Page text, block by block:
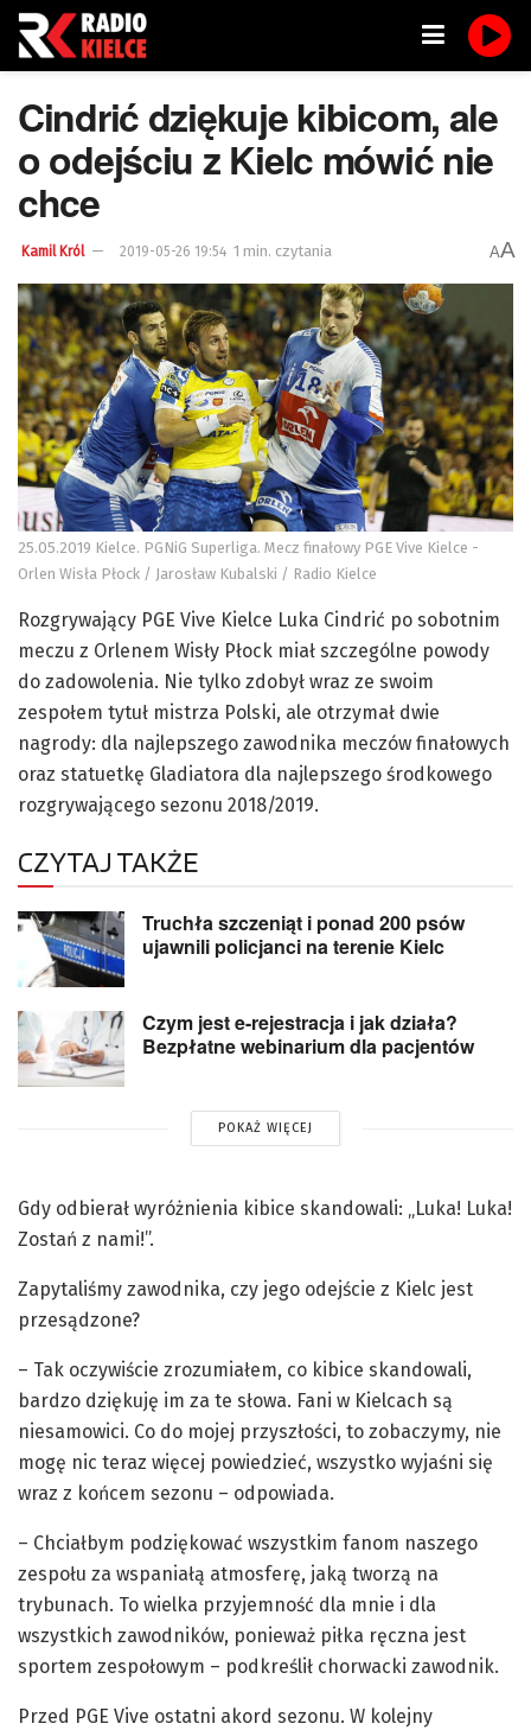
Cindrić dziękuje kibicom, ale
o odejściu z Kielc mówić nie
chce
Kamil Król 2019-05-26 19:54 1 min. czytania AA
25.05.2019 Kielce. PGNiG Superliga. Mecz finałowy PGE Vive Kielce -
Orlen Wisła Płock / Jarosław Kubalski / Radio Kielce
Rozgrywający PGE Vive Kielce Luka Cindrić po sobotnim
meczu z Orlenem Wisły Płock miał szczególne powody
do zadowolenia. Nie tylko zdobył wraz ze swoim
zespołem tytuł mistrza Polski, ale otrzymał dwie
nagrody: dla najlepszego zawodnika meczów finałowych
oraz statuetkę Gladiatora dla najlepszego środkowego
rozgrywającego sezonu 2018/2019.
CZYTAJ TAKŻE
Truchła szczeniąt i ponad 200 psów
ujawnili policjanci na terenie Kielc
Czym jest e-rejestracja i jak działa?
Bezpłatne webinarium dla pacjentów
POKAŻ WIĘCEJ
Gdy odbierał wyróżnienia kibice skandowali: „Luka! Luka!
Zostań z nami!”.
Zapytaliśmy zawodnika, czy jego odejście z Kielc jest
przesądzone?
– Tak oczywiście zrozumiałem, co kibice skandowali,
bardzo dziękuję im za te słowa. Fani w Kielcach są
niesamowici. Co do mojej przyszłości, to zobaczymy, nie
mogę nic teraz więcej powiedzieć, wszystko wyjaśni się
wraz z końcem sezonu – odpowiada.
– Chciałbym podziękować wszystkim fanom naszego
zespołu za wspaniałą atmosferę, jaką tworzą na
trybunach. To wielka przyjemność dla mnie i dla
wszystkich zawodników, ponieważ piłka ręczna jest
sportem zespołowym – podkreślił chorwacki zawodnik.
Przed PGE Vive ostatni akord sezonu. W kolejny